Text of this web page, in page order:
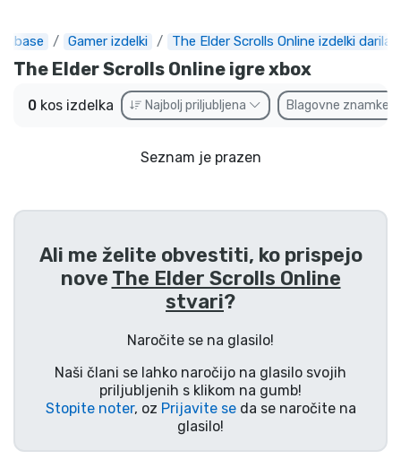
Gamer izdelki The Elder Scrolls Online izdelki darila
The Elder Scrolls Online igre xbox
0 kos izdelka Najbolj priljubljena Blagovne znamke
Seznam je prazen
Ali me želite obvestiti, ko prispejo
nove The Elder Scrolls Online
stvari?
Naročite se na glasilo!
Naši člani se lahko naročijo na glasilo svojih
priljubljenih s klikom na gumb!
Stopite noter, oz Prijavite seda se naročite na
glasilo!
Ekspresna dostava
Prednaročila
Outlet izdelki
Dostava in plačilo
Tv serijske izdelki
Filmske izdelki
Gamer izdelki